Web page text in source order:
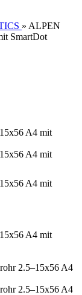
» ALPEN
SmartDot